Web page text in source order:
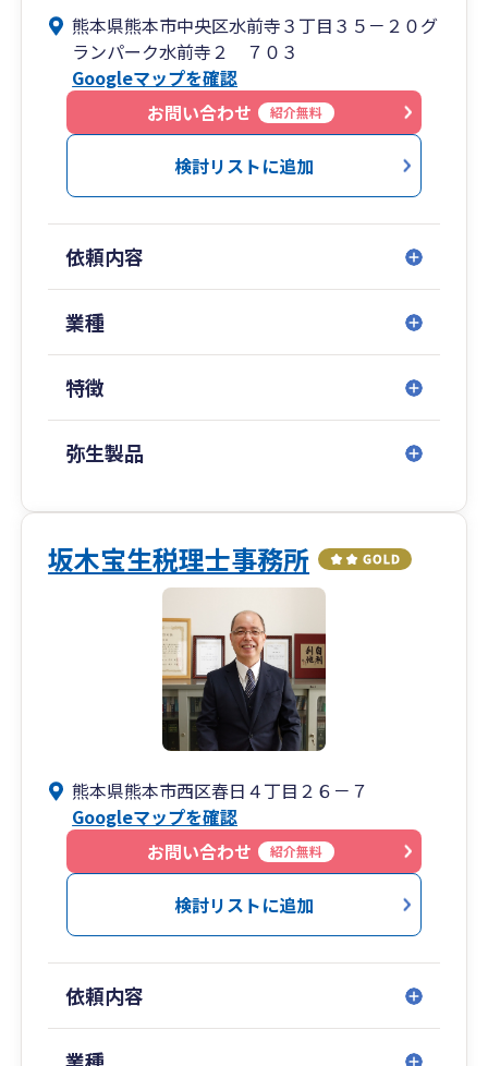
税理士変更したいとお考えの法人・個人事業主の
方、会社設立したばかり・事業をはじめたばかり
でどうしてよいかわからない方、個人事業主で法
人成りを検討中の方、相続税申告、相続税対策を
したい方、事業承継をお考えの方・・・ぜひ当事
務所にご連絡ください！
熊本県熊本市中央区水前寺３丁目３５－２０グ
ランパーク水前寺２ ７０３
Googleマップを確認
お問い合わせ
紹介無料
検討リストに追加
依頼内容
業種
特徴
弥生製品
坂木宝生税理士事務所
熊本県熊本市西区春日４丁目２６－７
Googleマップを確認
お問い合わせ
紹介無料
検討リストに追加
依頼内容